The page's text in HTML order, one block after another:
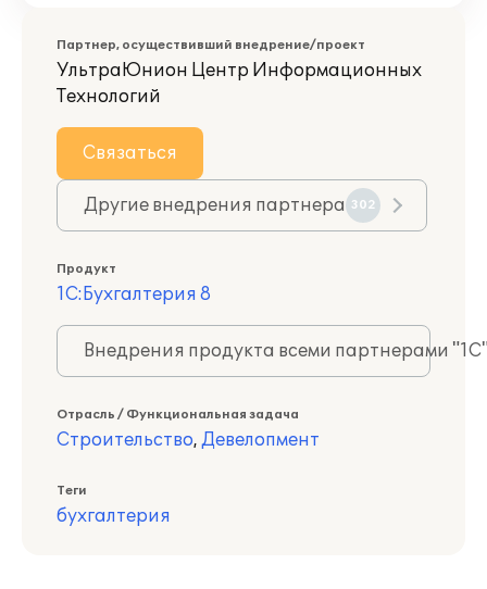
Партнер, осуществивший внедрение/проект
УльтраЮнион Центр Информационных
Технологий
Связаться
Другие внедрения партнера 302
Продукт
1С:Бухгалтерия 8
Внедрения продукта всеми партнерами
Отрасль / Функциональная задача
Строительство, Девелопмент
Теги
бухгалтерия